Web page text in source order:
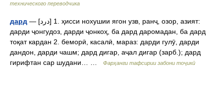
технического переводчика
дард — [درد] 1. ҳисси нохушии ягон узв, ранҷ, озор, азият:
дарди ҷонгудоз, дарди ҷонкоҳ, ба дард даромадан, ба дард
тоқат кардан 2. беморӣ, касалӣ, мараз: дарди гулӯ, дарди
дандон, дарди чашм; дард дигар, аҷал дигар (зарб.); дард
гирифтан сар шудани… …
Фарҳанги тафсирии забони тоҷикӣ